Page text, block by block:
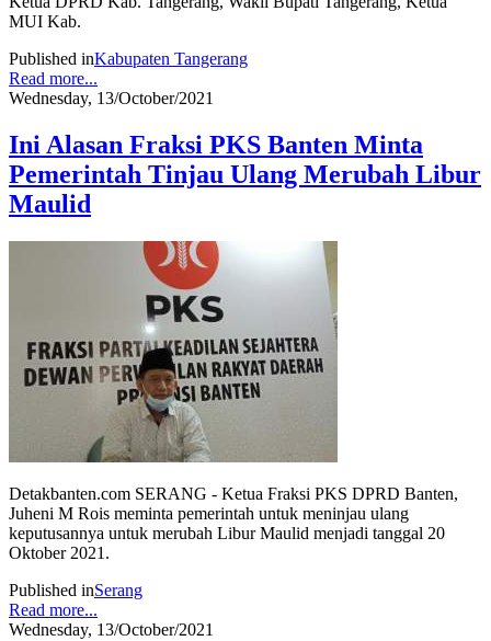
MUI Kab.
Published inKabupaten Tangerang
Read more...
Wednesday, 13/October/2021
Ini Alasan Fraksi PKS Banten Minta
Pemerintah Tinjau Ulang Merubah Libur
Maulid
Detakbanten.com SERANG - Ketua Fraksi PKS DPRD Banten,
Juheni M Rois meminta pemerintah untuk meninjau ulang
keputusannya untuk merubah Libur Maulid menjadi tanggal 20
Oktober 2021.
Published inSerang
Read more...
Wednesday, 13/October/2021